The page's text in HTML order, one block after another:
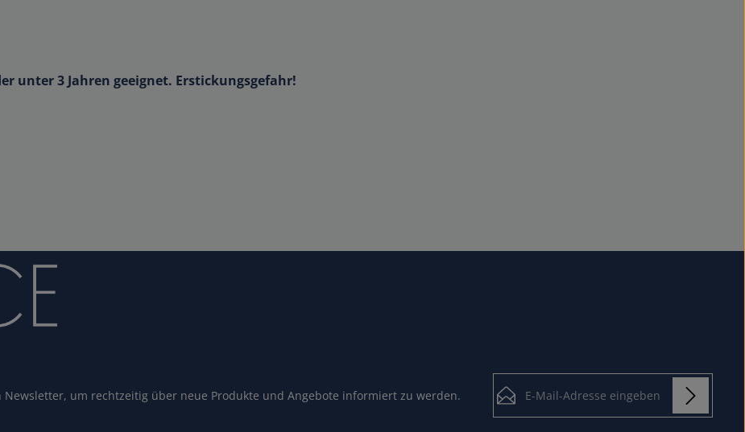
unter 3 Jahren geeignet. Erstickungsgefahr!
um rechtzeitig über neue Produkte und Angebote informiert zu werden.